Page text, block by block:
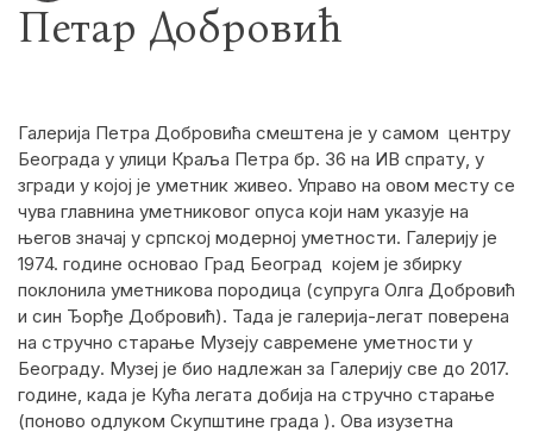
Петар Добровић
Галерија Петра Добровића смештена је у самом центру
Београда у улици Краља Петра бр. 36 на ИВ спрату, у
згради у којој је уметник живео. Управо на овом месту се
чува главнина уметниковог опуса који нам указује на
његов значај у српској модерној уметности. Галерију је
1974. године основао Град Београд којем је збирку
поклонила уметникова породица (супруга Олга Добровић
и син Ђорђе Добровић). Тада је галерија-легат поверена
на стручно старање Музеју савремене уметности у
Београду. Музеј је био надлежан за Галерију све до 2017.
године, када је Кућа легата добија на стручно старање
(поново одлуком Скупштине града ). Ова изузетна